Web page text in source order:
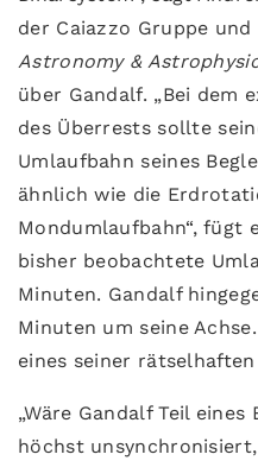
der Caiazzo Gruppe
Astronomy &
über Gandalf. „Bei dem
des Überrests sollte
Umlaufbahn seines
ähnlich wie die
Mondumlaufbahn“, fügt
bisher beobachtete
Minuten. Gandalf
Minuten um seine
eines seiner
„Wäre Gandalf Teil
höchst